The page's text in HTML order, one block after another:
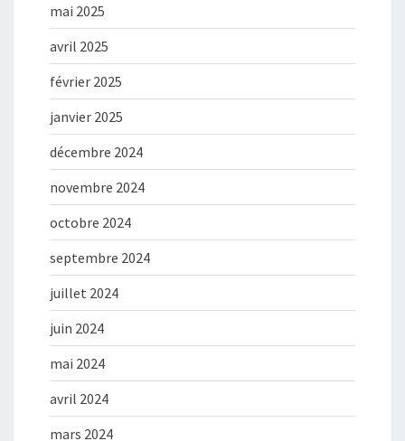
mai 2025
avril 2025
février 2025
janvier 2025
décembre 2024
novembre 2024
octobre 2024
septembre 2024
juillet 2024
juin 2024
mai 2024
avril 2024
mars 2024